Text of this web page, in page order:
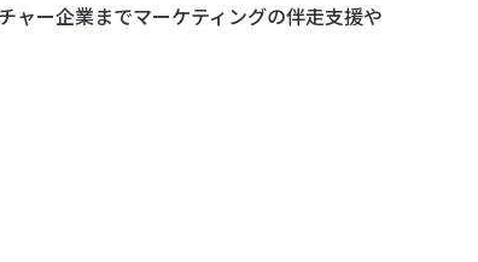
ャー企業までマーケティングの伴走支援や